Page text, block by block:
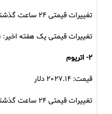
تغییرات قیمتی ۲۴ ساعت گذشته: ۰.۶۲ درصد افزایش
تغییرات قیمتی یک هفته اخیر: ۳.۶۱ درصد کاهش
۲- اتریوم
قیمت: ۲۰۲۷.۱۴ دلار
تغییرات قیمتی ۲۴ ساعت گذشته: ۰.۶۹ درصد افزایش